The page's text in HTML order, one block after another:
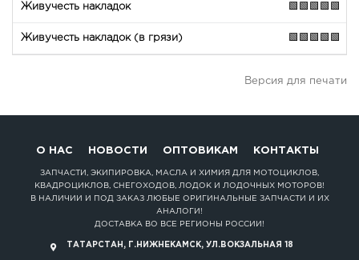
🟩🟩🟩🟩🟩
🟩🟩🟩🟩🟩
Версия для печати
О НАС НОВОСТИ ОПТОВИКАМ КОНТАКТЫ
ЗАПЧАСТИ, ЭКИПИРОВКА, МАСЛА И ХИМИЯ ДЛЯ МОТОЦИКЛОВ,
КВАДРОЦИКЛОВ, СНЕГОХОДОВ, ЛОДОК И ЛОДОЧНЫХ МОТОРОВ!
В НАЛИЧИИ И ПОД ЗАКАЗ ЛЮБЫЕ ОРИГИНАЛЬНЫЕ ЗАПЧАСТИ И ИХ
АНАЛОГИ!
ДОСТАВКА ВО ВСЕ РЕГИОНЫ РОССИИ!
ТАТАРСТАН, Г.НИЖНЕКАМСК, УЛ.ВОКЗАЛЬНАЯ 18